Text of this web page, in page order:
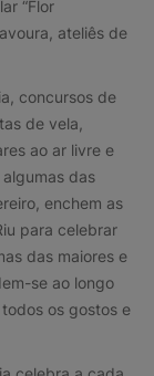
“Flor
ateliês de
concursos de
de vela,
ao ar livre e
das
enchem as
para celebrar
das maiores e
se ao longo
os gostos e